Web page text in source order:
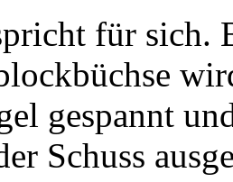
für sich.
gespannt
Schuss